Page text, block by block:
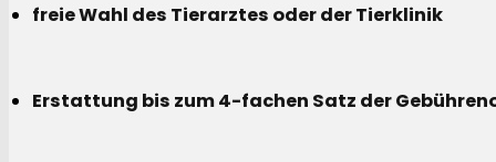
freie Wahl des Tierarztes oder der Tierklinik
Erstattung bis zum 4-fachen Satz der